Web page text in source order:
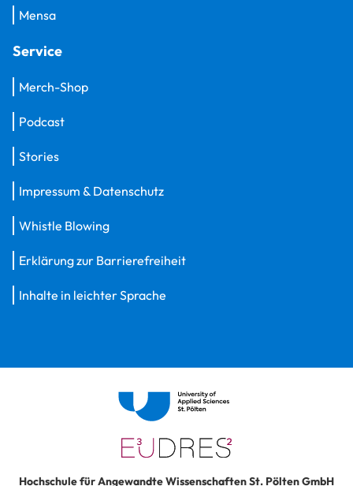
Mensa
Service
Merch-Shop
Podcast
Stories
Impressum & Datenschutz
Whistle Blowing
Erklärung zur Barrierefreiheit
Inhalte in leichter Sprache
Hochschule für Angewandte Wissenschaften St. Pölten GmbH